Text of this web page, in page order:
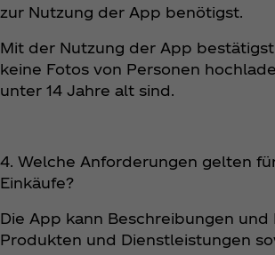
zur Nutzung der App benötigst.
Mit der Nutzung der App
keine Fotos von Personen
unter 14 Jahre alt sind.
4. Welche Anforderungen gelten
Einkäufe?
Die App kann Beschreibungen und
Produkten und Dienstleistungen